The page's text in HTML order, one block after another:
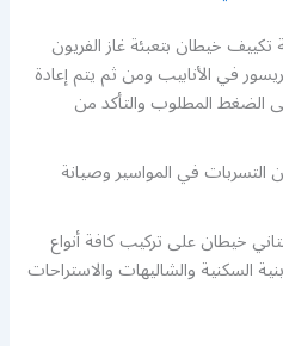
خيطان بتعبئة غاز الفريون
في الأنابيب ومن ثم يتم إعادة
الضغط المطلوب والتأكد من
في المواسير وصيانة
خيطان على تركيب كافة أنواع
السكنية والشاليهات والاستراحات